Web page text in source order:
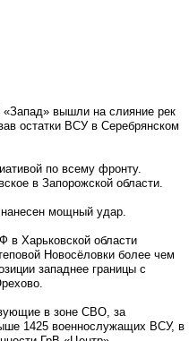
вышли на слияние рек
остатки ВСУ в Серебрянском
по всему фронту.
в Запорожской области.
мощный удар.
в Харьковской области
Новосёловки более чем
западнее границы с
в зоне СВО, за
1425 военнослужащих ВСУ, в